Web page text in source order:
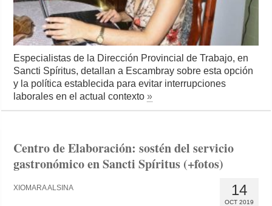
Especialistas de la Dirección Provincial de Trabajo, en
Sancti Spíritus, detallan a Escambray sobre esta opción
y la política establecida para evitar interrupciones
laborales en el actual contexto»
Centro de Elaboración: sostén del servicio
gastronómico en Sancti Spíritus (+fotos)
14
OCT 2019
XIOMARA ALSINA